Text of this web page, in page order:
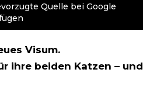
Quelle bei Google
Visum.
ihre beiden Katzen – und